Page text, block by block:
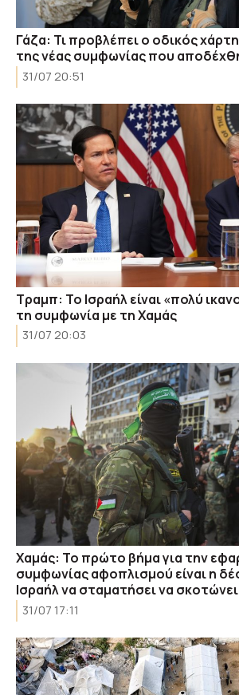
Γάζα: Τι προβλέπει ο οδικός
της νέας συμφωνίας που
31/07 20:51
Τραμπ: Το Ισραήλ είναι «πολύ
τη συμφωνία με τη Χαμάς
31/07 20:03
Χαμάς: Το πρώτο βήμα για την
συμφωνίας αφοπλισμού είναι η
Ισραήλ να σταματήσει να
31/07 17:11